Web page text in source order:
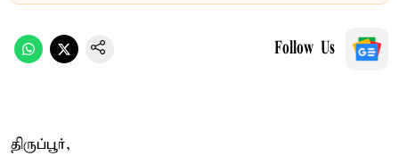
Follow Us
திருப்பூர்,